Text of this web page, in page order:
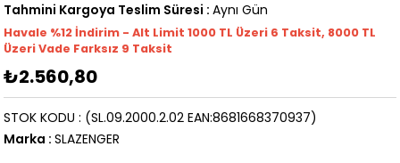
Tahmini Kargoya Teslim Süresi : Aynı Gün
Havale %12 İndirim - Alt Limit 1000 TL Üzeri 6 Taksit, 8000 TL
Üzeri Vade Farksız 9 Taksit
₺2.560,80
(SL.09.2000.2.02 EAN:8681668370937)
STOK KODU
Marka : SLAZENGER